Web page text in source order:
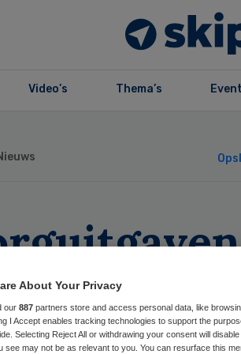
Video’s Thema’s
About Your Privacy
our 887 partners store and access personal data, like
I Accept enables tracking technologies to support the
Selecting Reject All or withdrawing your consent will
see may not be as relevant to you. You can resurface this